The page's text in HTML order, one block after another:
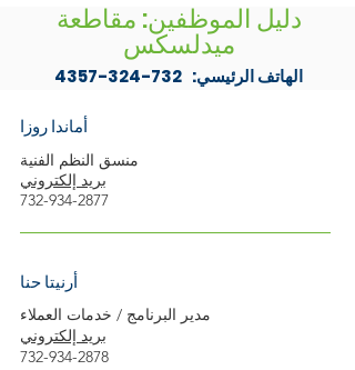
دليل الموظفين: مقاطعة
ميدلسكس
الهاتف الرئيسي: 732-324-4357
أماندا روزا
منسق النظم الفنية
بريد إلكتروني
732-934-2877
أرنيتا حنا
مدير البرنامج / خدمات العملاء
بريد إلكتروني
732-934-2878